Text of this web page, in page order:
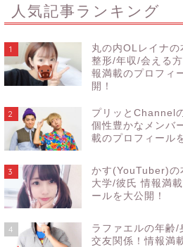
人気記事ランキング
1
丸の内OLレイナ
整形/年収/会える
報満載のプロフィ
開！
2
プリッとChannel
個性豊かなメンバ
載のプロフィール
3
かす(YouTuber)の
大学/彼氏 情報満
ールを大公開！
4
ラファエルの年齢/
交友関係！情報満